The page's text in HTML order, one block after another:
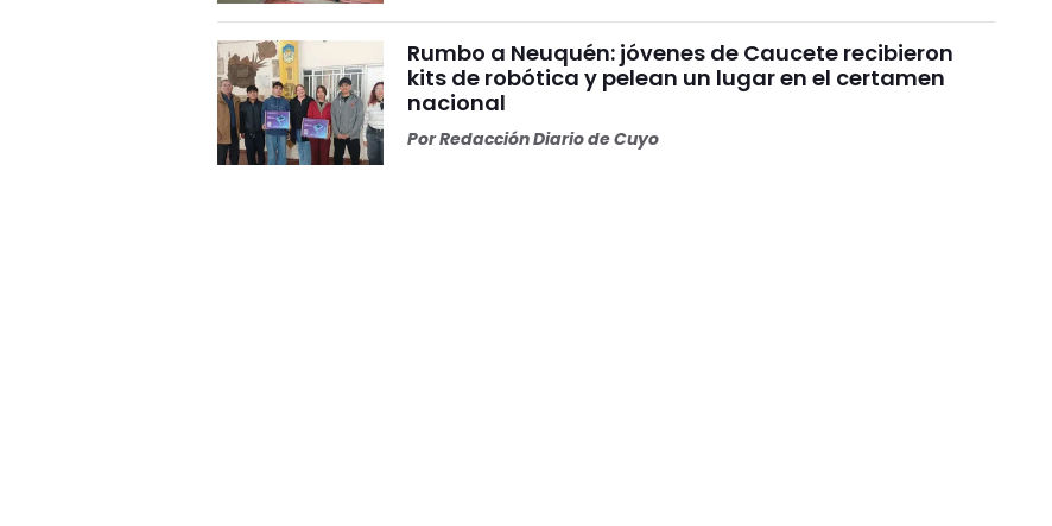
Rumbo a Neuquén: jóvenes de Caucete recibieron
kits de robótica y pelean un lugar en el certamen
nacional
PorRedacción Diario de Cuyo